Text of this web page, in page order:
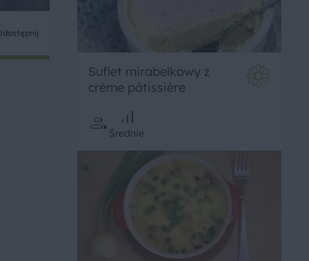
Suflet mirabelkowy z
crème pâtissière
Średnie